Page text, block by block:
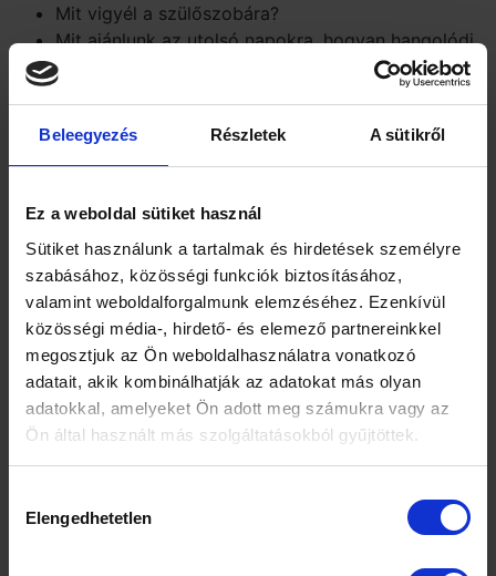
Beleegyezés Részletek A sütikről
Ez a weboldal sütiket használ
Sütiket használunk a tartalmak és hirdetések személyre
szabásához, közösségi funkciók biztosításához,
valamint weboldalforgalmunk elemzéséhez. Ezenkívül
közösségi média-, hirdető- és elemező partnereinkkel
megosztjuk az Ön weboldalhasználatra vonatkozó
adatait, akik kombinálhatják az adatokat más olyan
adatokkal, amelyeket Ön adott meg számukra vagy az
Ön által használt más szolgáltatásokból gyűjtöttek.
kiválasztása
Elengedhetetlen
Mit vigyél a szülőszobára?
Mit ajánlunk az utolsó napokra, hogyan hangolódj
a szülésre?
A szülés szakaszai.
Vajúdás könnyítő módszerek!
gyógyszeres módok)!
Tuti tipp, hogy elkerüld a felesleges oxitocin adást!
Milyen jogaid vannak a szülés kapcsán?
Milyen az optimális és célravezető kommunikáció
a szülőszobán, hogy ne érezd kiszolgáltatva
magad?
Mi az az 5 legfontosabb tennivaló és miket kerülj
el, ha azt akarod, hogy a szoptatás már a
kezdetektől jól menjen?
Tények és tévhitek ( például nyakra tekeredett
+ ajándék szoptatássegítő program